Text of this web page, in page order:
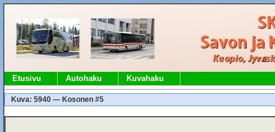
Etusivu Autohaku Kuvahaku
Kuva: 5940 — Kosonen #5